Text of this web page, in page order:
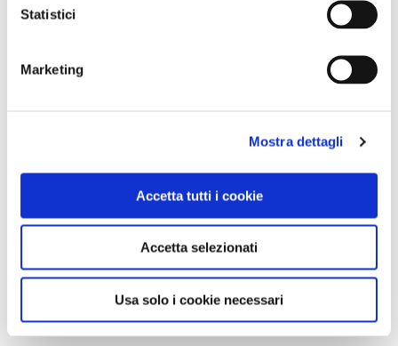
Statistici
Marketing
Mostra dettagli
Accetta tutti i cookie
Accetta selezionati
Usa solo i cookie necessari